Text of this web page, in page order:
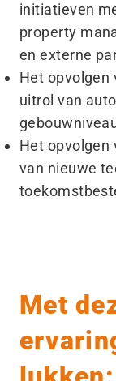
initiatieven
property
en externe
Het opvolgen
uitrol van
Het opvolgen
van nieuwe
Met